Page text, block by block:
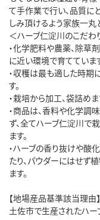
て手作業で行い、品質に
しみ頂けるよう家族一丸
＜ハーブ仁淀川のこだわ
・化学肥料や農薬、除草
に近い環境で育てていま
・収穫は最も適した時期
す。
・栽培から加工、袋詰め
・商品は、香料や化学調
ず、全てハーブ仁淀川で
ます。
・ハーブの香り抜けや酸
たり、パウダーにはせず
ます。
【地場産品基準該当理由】
土佐市で生産されたハー